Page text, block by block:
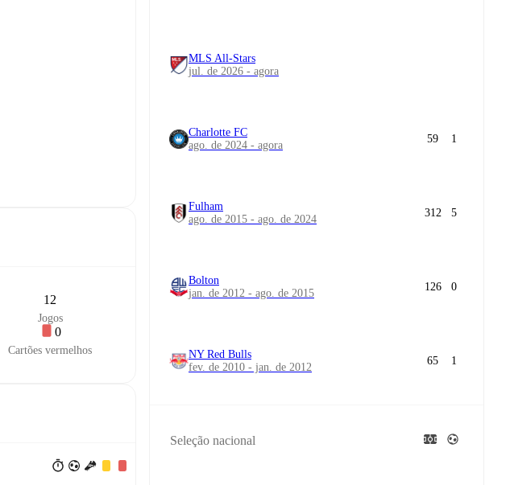
12
Jogos
0
Cartões vermelhos
MLS All-Stars
jul. de 2026 - agora
Charlotte FC
ago. de 2024 - agora
59 1
Fulham
ago. de 2015 - ago. de 2024
312 5
Bolton
jan. de 2012 - ago. de 2015
126 0
NY Red Bulls
fev. de 2010 - jan. de 2012
65 1
Seleção nacional